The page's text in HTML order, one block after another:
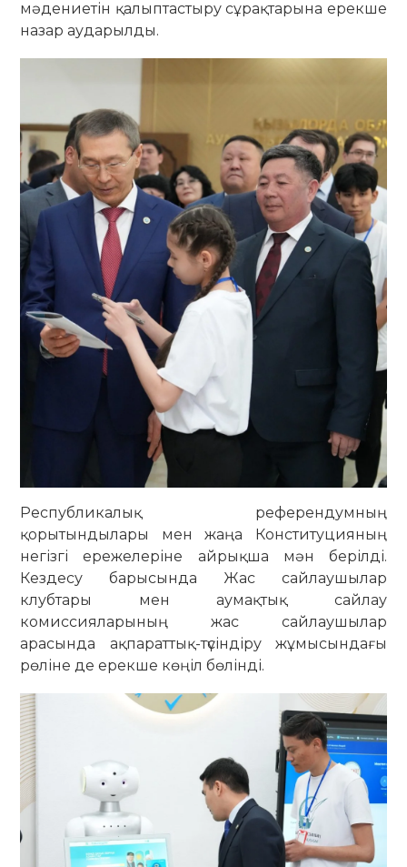
мәдениетін қалыптастыру сұрақтарына ерекше
назар аударылды.
Республикалық референдумның
қорытындылары мен жаңа Конституцияның
негізгі ережелеріне айрықша мән берілді.
Кездесу барысында Жас сайлаушылар
клубтары мен аумақтық сайлау
комиссияларының жас сайлаушылар
арасында ақпараттық-түсіндіру жұмысындағы
рөліне де ерекше көңіл бөлінді.